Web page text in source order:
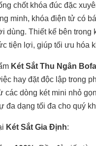
chốt khóa đúc đặc
minh, khóa điện tử có
dùng. Thiết kế bên
tiện lợi, giúp tối ưu hóa
Két Sắt Thu Ngân Bofa
hay đặt độc lập trong
các dòng két mini nhỏ
đa dạng tối đa cho quý
Két Sắt Gia Định: